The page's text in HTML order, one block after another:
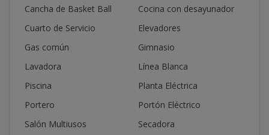
Cancha de Basket Ball
Cocina con desayunador
Cuarto de Servicio
Elevadores
Gas común
Gimnasio
Lavadora
Línea Blanca
Piscina
Planta Eléctrica
Portero
Portón Eléctrico
Salón Multiusos
Secadora